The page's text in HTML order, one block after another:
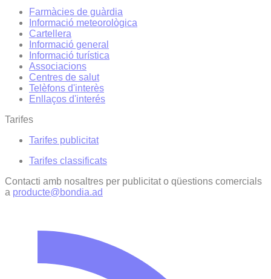
Farmàcies de guàrdia
Informació meteorològica
Cartellera
Informació general
Informació turística
Associacions
Centres de salut
Telèfons d'interès
Enllaços d'interés
Tarifes
Tarifes publicitat
Tarifes classificats
Contacti amb nosaltres per publicitat o qüestions comercials
a producte@bondia.ad